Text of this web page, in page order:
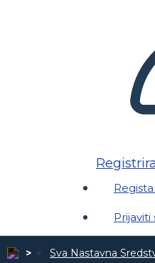
Prijaviti
Sva Nastavna